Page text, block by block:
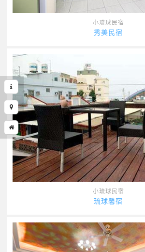
小琉球民宿
秀美民宿
小琉球民宿
琉球馨宿